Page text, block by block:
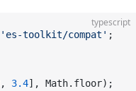
typescript
'es-toolkit/compat' ;
, 3.4], Math.floor);